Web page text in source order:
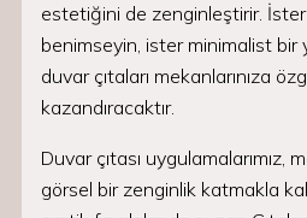
estetiğini de zenginleştirir. İster
benimseyin, ister minimalist bir
duvar çıtaları mekanlarınıza
kazandıracaktır.
Duvar çıtası uygulamalarımız,
görsel bir zenginlik katmakla